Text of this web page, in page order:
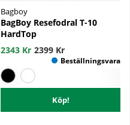
Bagboy
BagBoy Resefodral T-10
HardTop
2343 Kr 2399 Kr
Köp!